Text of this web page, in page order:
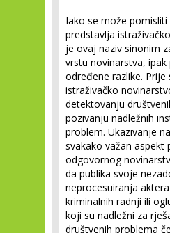
Iako se može pomisliti
predstavlja
je ovaj naziv sinonim
vrstu novinarstva,
određene razlike. Prije
istraživačko
detektovanju
pozivanju nadležnih
problem. Ukazivanje
svakako važan aspekt
odgovornog
da publika svoje
neprocesuiranja
kriminalnih radnji ili
koji su nadležni za
društvenih problema